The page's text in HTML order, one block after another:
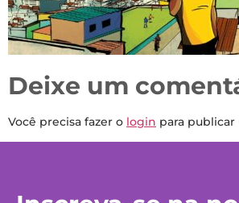
Deixe um
Você precisa fazer o login para